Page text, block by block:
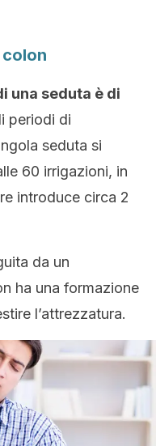
una seduta è di
periodi di
seduta si
60 irrigazioni, in
introduce circa 2
da un
ha una formazione
l’attrezzatura.